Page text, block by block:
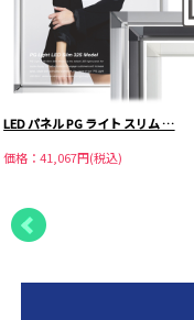
LED パネル PG ライト スリム …
価格：41,067円(税込)